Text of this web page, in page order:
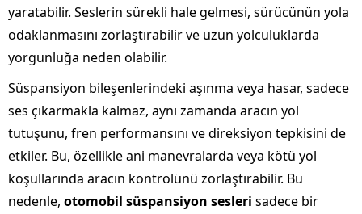
yaratabilir. Seslerin sürekli hale gelmesi, sürücünün yola
odaklanmasını zorlaştırabilir ve uzun yolculuklarda
yorgunluğa neden olabilir.
Süspansiyon bileşenlerindeki aşınma veya hasar, sadece
ses çıkarmakla kalmaz, aynı zamanda aracın yol
tutuşunu, fren performansını ve direksiyon tepkisini de
etkiler. Bu, özellikle ani manevralarda veya kötü yol
koşullarında aracın kontrolünü zorlaştırabilir. Bu
nedenle, otomobil süspansiyon sesleri sadece bir